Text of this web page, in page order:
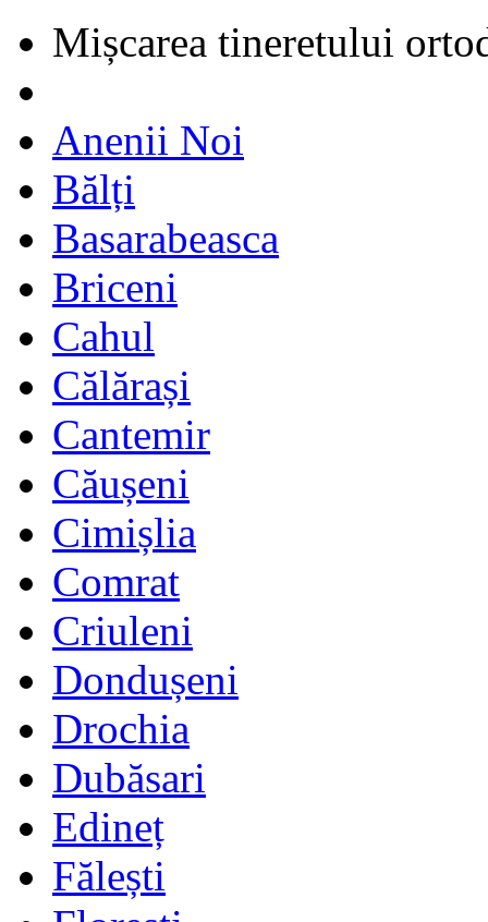
Mișcarea tineretului
Anenii Noi
Bălți
Basarabeasca
Briceni
Cahul
Călărași
Cantemir
Căușeni
Cimișlia
Comrat
Criuleni
Dondușeni
Drochia
Dubăsari
Edineț
Fălești